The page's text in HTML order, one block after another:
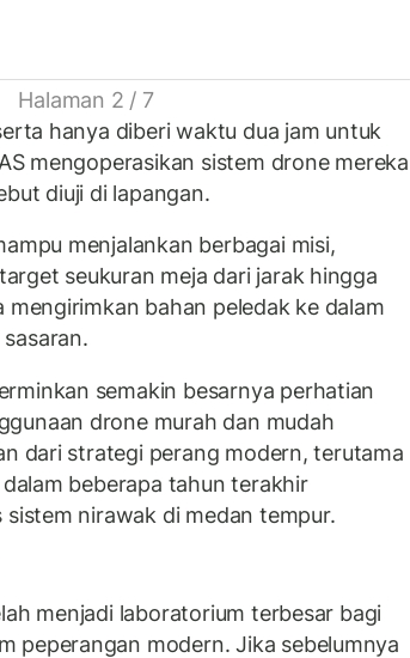
Halaman 2 / 7
hanya diberi waktu dua jam untuk
mengoperasikan sistem drone mereka
diuji di lapangan.
menjalankan berbagai misi,
seukuran meja dari jarak hingga
bahan peledak ke dalam
semakin besarnya perhatian
drone murah dan mudah
dari strategi perang modern, terutama
beberapa tahun terakhir
nirawak di medan tempur.
menjadi laboratorium terbesar bagi
peperangan modern. Jika sebelumnya